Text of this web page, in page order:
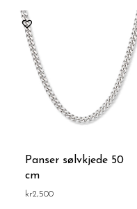
Panser sølvkjede 50
cm
kr2,500